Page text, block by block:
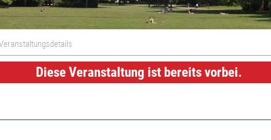
Diese Veranstaltung ist bereits vorbei.